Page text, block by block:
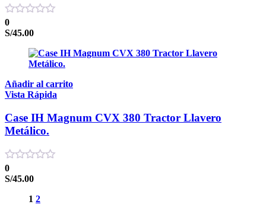
0
S/45.00
Añadir al carrito
Vista Rápida
Case IH Magnum CVX 380 Tractor Llavero
Metálico.
0
S/45.00
1 2